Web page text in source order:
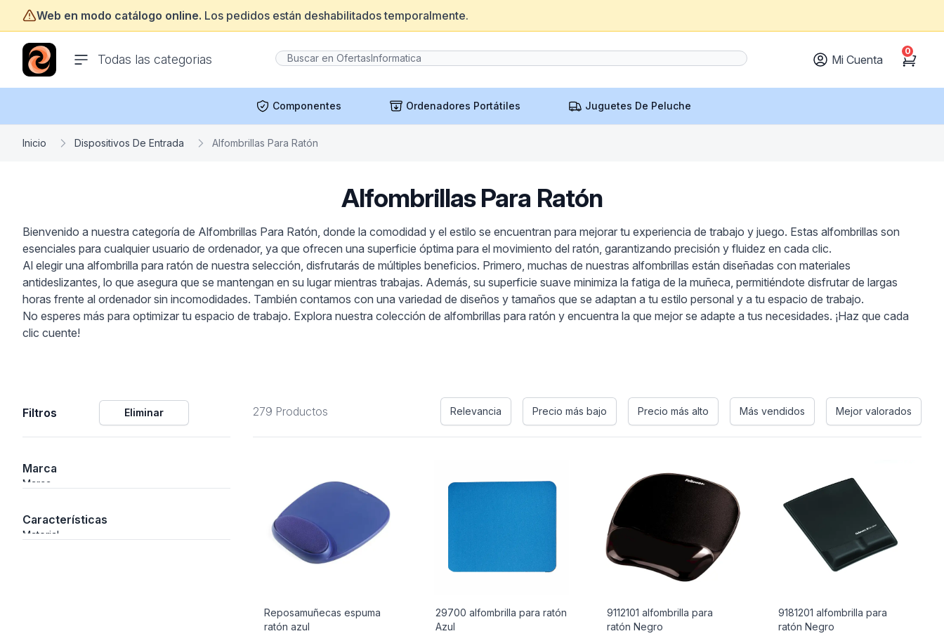
Web en modo catálogo online. Los pedidos están deshabilitados temporalmente.
Todas las categorias
ofertasinformatica.com
Mi Cuenta Cart
0
Componentes Ordenadores Portátiles Juguetes De Peluche
Inicio Dispositivos De Entrada Alfombrillas Para Ratón
Alfombrillas Para Ratón
Bienvenido a nuestra categoría de Alfombrillas Para Ratón, donde la comodidad y el estilo se encuentran para mejorar tu experiencia de trabajo y juego. Estas alfombrillas son
esenciales para cualquier usuario de ordenador, ya que ofrecen una superficie óptima para el movimiento del ratón, garantizando precisión y fluidez en cada clic.
Al elegir una alfombrilla para ratón de nuestra selección, disfrutarás de múltiples beneficios. Primero, muchas de nuestras alfombrillas están diseñadas con materiales
antideslizantes, lo que asegura que se mantengan en su lugar mientras trabajas. Además, su superficie suave minimiza la fatiga de la muñeca, permitiéndote disfrutar de largas
horas frente al ordenador sin incomodidades. También contamos con una variedad de diseños y tamaños que se adaptan a tu estilo personal y a tu espacio de trabajo.
No esperes más para optimizar tu espacio de trabajo. Explora nuestra colección de alfombrillas para ratón y encuentra la que mejor se adapte a tus necesidades. ¡Haz que cada
clic cuente!
Filtros Eliminar
Marca
Marca
Características
Material
279 Productos Relevancia Precio más bajo Precio más alto Más vendidos Mejor valorados
Reposamuñecas espuma
ratón azul
29700 alfombrilla para ratón
Azul
9112101 alfombrilla para
ratón Negro
9181201 alfombrilla para
ratón Negro